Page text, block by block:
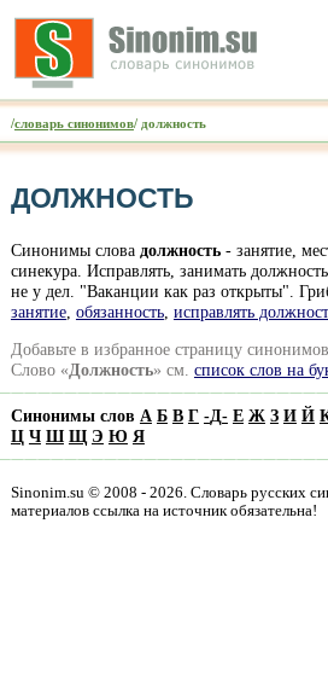
/словарь синонимов/ должность
ДОЛЖНОСТЬ
Синонимы слова должность- занятие,
синекура. Исправлять, занимать
не у дел. "Ваканции как раз открыты".
занятие, обязанность, исправлять
Добавьте в избранное страницу
Слово «Должность» см. список слов на
Синонимы слов А Б В Г -Д- Е Ж З И Й
Ц Ч Ш Щ Э Ю Я
Sinonim.su © 2008 - 2026. Словарь русских
материалов ссылка на источник обязательна!